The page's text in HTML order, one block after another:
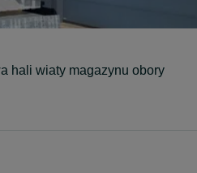
hali wiaty magazynu obory